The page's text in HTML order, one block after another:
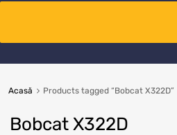
Acasă Products tagged “Bobcat X322D”
Bobcat X322D